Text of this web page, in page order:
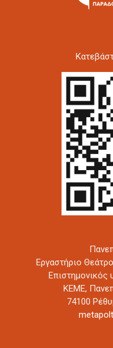
Εργαστήριο
Επιστημονικός
ΚΕΜΕ,
74100